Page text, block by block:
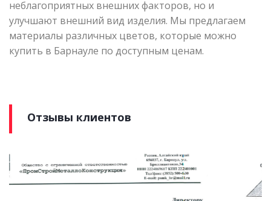
неблагоприятных внешних факторов, но и
улучшают внешний вид изделия. Мы предлагаем
материалы различных цветов, которые можно
купить в Барнауле по доступным ценам.
Отзывы клиентов